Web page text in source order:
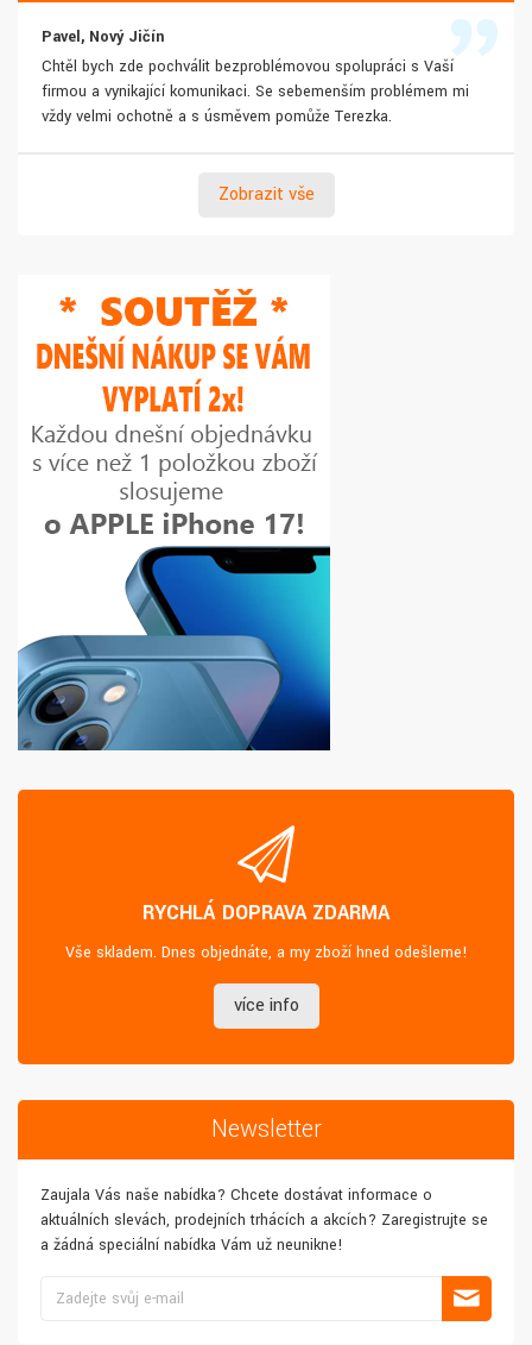
Pavel, Nový Jičín
Chtěl bych zde pochválit bezproblémovou spolupráci s Vaší
firmou a vynikající komunikaci. Se sebemenším problémem mi
vždy velmi ochotně a s úsměvem pomůže Terezka.
Zobrazit vše
RYCHLÁ DOPRAVA ZDARMA
Vše skladem. Dnes objednáte, a my zboží hned odešleme!
více info
Newsletter
Zaujala Vás naše nabídka? Chcete dostávat informace o
aktuálních slevách, prodejních trhácích a akcích? Zaregistrujte se
a žádná speciální nabídka Vám už neunikne!